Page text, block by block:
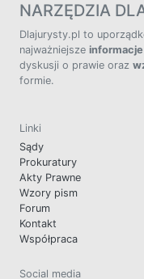
NARZĘDZIA
Dlajurysty.pl to
najważniejsze
dyskusji o prawie oraz
formie.
Linki
Sądy
Prokuratury
Akty Prawne
Wzory pism
Forum
Kontakt
Współpraca
Social media